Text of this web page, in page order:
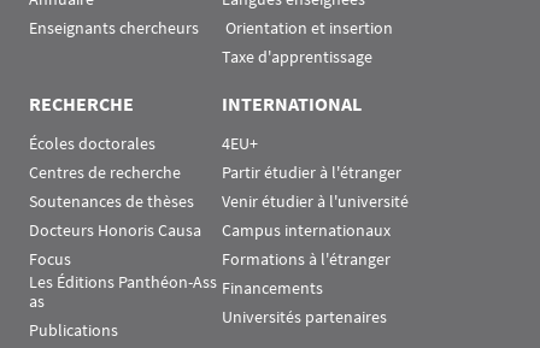
Enseignants chercheurs
Orientation et insertion
Taxe d'apprentissage
RECHERCHE
Écoles doctorales
Centres de recherche
Soutenances de thèses
Docteurs Honoris Causa
Focus
Les Éditions Panthéon-Ass
as
Publications
INTERNATIONAL
4EU+
Partir étudier à l'étranger
Venir étudier à l'université
Campus internationaux
Formations à l'étranger
Financements
Universités partenaires